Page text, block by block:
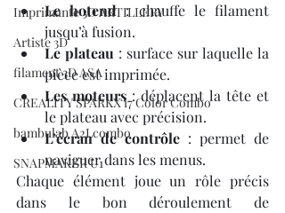
Imprimante 3D ARTILLERY
Artiste 3D
filament 3D ASA
CREALITY SPARKX i7 Color Combo
bambulab A2Lcombo
SNAPMAKER U1
Le hotend : chauffe le filament
jusqu’à fusion.
Le plateau : surface sur laquelle la
pièce est imprimée.
Les moteurs : déplacent la tête et
le plateau avec précision.
L’écran de contrôle : permet de
naviguer dans les menus.
Chaque élément joue un rôle précis
dans le bon déroulement de